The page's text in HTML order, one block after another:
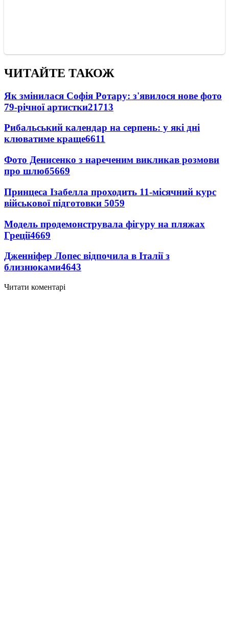
ЧИТАЙТЕ ТАКОЖ
Як змінилася Софія Ротару: з'явилося нове фото
79-річної артистки21713
Рибальський календар на серпень: у які дні
клюватиме краще6611
Фото Денисенко з нареченим викликав розмови
про шлюб5669
Принцеса Ізабелла проходить 11-місячний курс
військової підготовки 5059
Модель продемонструвала фігуру на пляжах
Греції4669
Дженніфер Лопес відпочила в Італії з
близнюками4643
Читати коментарі